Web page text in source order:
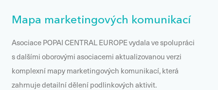
Mapa marketingových komunikací
Asociace POPAI CENTRAL EUROPE vydala ve spolupráci
s dalšími oborovými asociacemi aktualizovanou verzi
komplexní mapy marketingových komunikací, která
zahrnuje detailní dělení podlinkových aktivit.